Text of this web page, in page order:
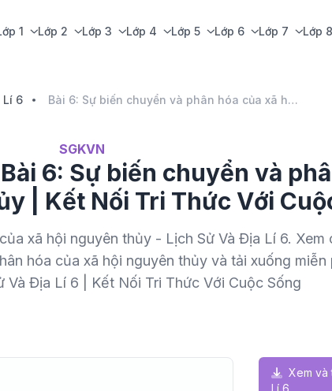
1 Lớp 2 Lớp 3 Lớp 4 Lớp 5 Lớp 6 Lớp 7 Lớp 8
Lí 6 Bài 6: Sự biến chuyển và phân hóa của xã hội nguyên thủy
SGKVN
6: Sự biến chuyển và
| Kết Nối Tri Thức Với
xã hội nguyên thủy - Lịch Sử Và Địa Lí 6. Xem
hóa của xã hội nguyên thủy và tải xuống miễn
Và Địa Lí 6 | Kết Nối Tri Thức Với Cuộc Sống
Xem và
Lí 6